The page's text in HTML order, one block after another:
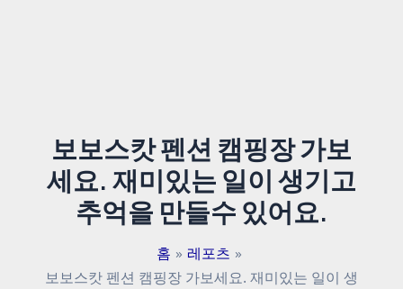
보보스캇 펜션 캠핑장 가보
세요. 재미있는 일이 생기고
추억을 만들수 있어요.
홈
레포츠
보보스캇 펜션 캠핑장 가보세요. 재미있는 일이 생